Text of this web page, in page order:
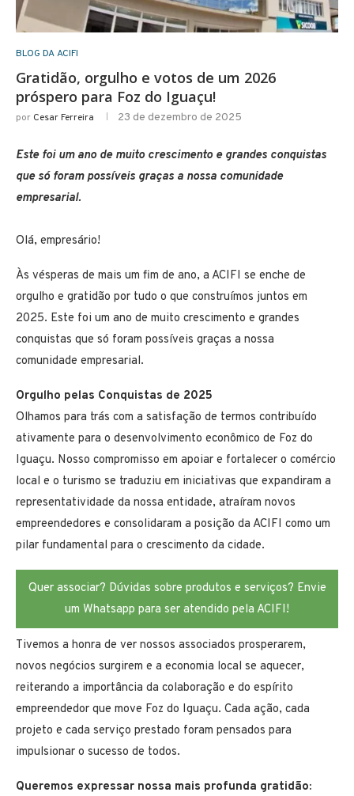
BLOG DA ACIFI
Gratidão, orgulho e votos de um 2026
próspero para Foz do Iguaçu!
por Cesar Ferreira 23 de dezembro de 2025
Este foi um ano de muito crescimento e grandes conquistas
que só foram possíveis graças a nossa comunidade
empresarial.
Olá, empresário!
Às vésperas de mais um fim de ano, a ACIFI se enche de
orgulho e gratidão por tudo o que construímos juntos em
2025. Este foi um ano de muito crescimento e grandes
conquistas que só foram possíveis graças a nossa
comunidade empresarial.
Orgulho pelas Conquistas de 2025
Olhamos para trás com a satisfação de termos contribuído
ativamente para o desenvolvimento econômico de Foz do
Iguaçu. Nosso compromisso em apoiar e fortalecer o comércio
local e o turismo se traduziu em iniciativas que expandiram a
representatividade da nossa entidade, atraíram novos
empreendedores e consolidaram a posição da ACIFI como um
pilar fundamental para o crescimento da cidade.
Quer associar? Dúvidas sobre produtos e serviços? Envie
um Whatsapp para ser atendido pela ACIFI!
Tivemos a honra de ver nossos associados prosperarem,
novos negócios surgirem e a economia local se aquecer,
reiterando a importância da colaboração e do espírito
empreendedor que move Foz do Iguaçu. Cada ação, cada
projeto e cada serviço prestado foram pensados para
impulsionar o sucesso de todos.
Queremos expressar nossa mais profunda gratidão: